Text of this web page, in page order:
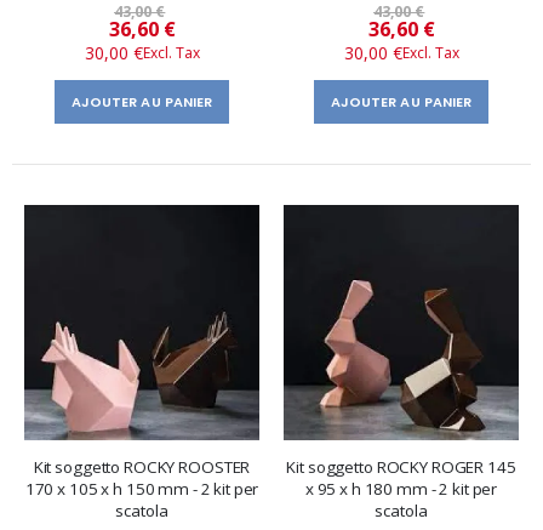
43,00 €
Prix
​​
spécial
36,60 €
30,00 €
AJOUTER AU PANIER
43,00 €
Prix
​​
spécial
36,60 €
30,00 €
AJOUTER AU PANIER
Kit soggetto ROCKY ROOSTER
170 x 105 x h 150 mm - 2 kit per
scatola
Kit soggetto ROCKY ROGER 145
x 95 x h 180 mm - 2 kit per
scatola